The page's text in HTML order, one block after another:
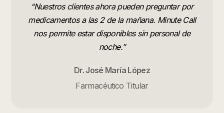
“Nuestros clientes ahora pueden preguntar por
medicamentos a las 2 de la mañana. Minute Call
nos permite estar disponibles sin personal de
noche.”
Dr. José María López
Farmacéutico Titular